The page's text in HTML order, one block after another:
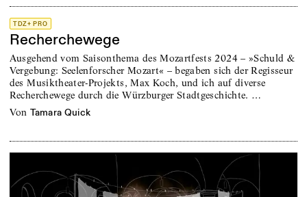
TDZ+ PRO
Recherchewege
Ausgehend vom Saisonthema des Mozartfests 2024 – »Schuld &
Vergebung: Seelenforscher Mozart« – begaben sich der Regisseur
des Musiktheater-Projekts, Max Koch, und ich auf diverse
Recherchewege durch die Würzburger Stadtge­schichte. …
von Tamara Quick